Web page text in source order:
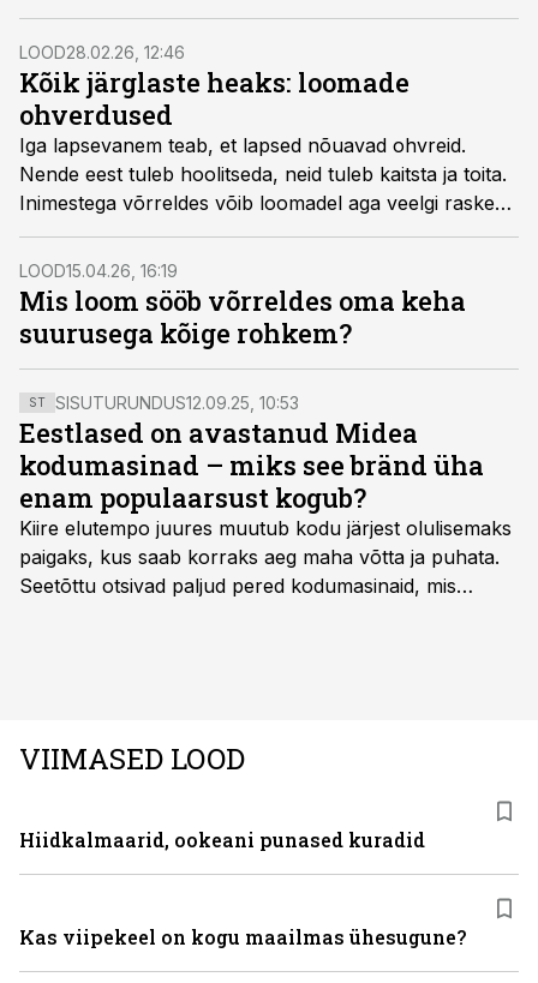
ühise kala­võrguna väljahingatavat õhku, teised on
saagi püüdmisel ülesanded oskuslikult ära jaganud.
LOOD28.02.26, 12:46
Kõik järglaste heaks: loomade
ohverdused
Iga lapsevanem teab, et lapsed nõuavad ohvreid.
Nende eest tuleb hoolitseda, neid tuleb kaitsta ja toita.
Inimestega võrreldes võib loomadel aga veelgi raskem
olla. Loomade seas on liike, kes ei maga laste nimel
nädalaid, ning mõni ohverdab järgmise põlvkonna
hüvanguks kõige kallima – oma elu.
LOOD15.04.26, 16:19
Mis loom sööb võrreldes oma keha
suurusega kõige rohkem?
ST SISUTURUNDUS12.09.25, 10:53
Eestlased on avastanud Midea
kodumasinad – miks see bränd üha
enam populaarsust kogub?
Kiire elutempo juures muutub kodu järjest olulisemaks
paigaks, kus saab korraks aeg maha võtta ja puhata.
Seetõttu otsivad paljud pered kodumasinaid, mis
VIIMASED LOOD
Hiidkalmaarid, ookeani punased kuradid
Kas viipekeel on kogu maailmas ühesugune?